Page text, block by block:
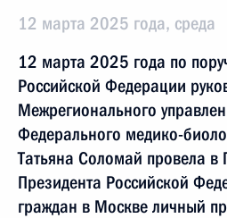
12 марта 2025 года, среда
12 марта 2025 года по
Российской Федерации
Межрегионального
Федерального медико-
Татьяна Соломай провела в
Президента Российской
граждан в Москве личный